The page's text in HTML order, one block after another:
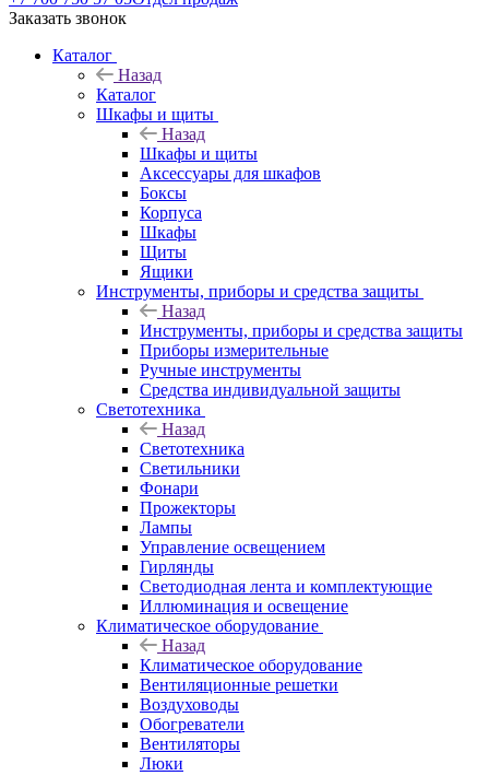
Заказать звонок
Каталог
Назад
Каталог
Шкафы и щиты
Назад
Шкафы и щиты
Аксессуары для шкафов
Боксы
Корпуса
Шкафы
Щиты
Ящики
Инструменты, приборы и средства защиты
Назад
Инструменты, приборы и средства защиты
Приборы измерительные
Ручные инструменты
Средства индивидуальной защиты
Светотехника
Назад
Светотехника
Светильники
Фонари
Прожекторы
Лампы
Управление освещением
Гирлянды
Светодиодная лента и комплектующие
Иллюминация и освещение
Климатическое оборудование
Назад
Климатическое оборудование
Вентиляционные решетки
Воздуховоды
Обогреватели
Вентиляторы
Люки